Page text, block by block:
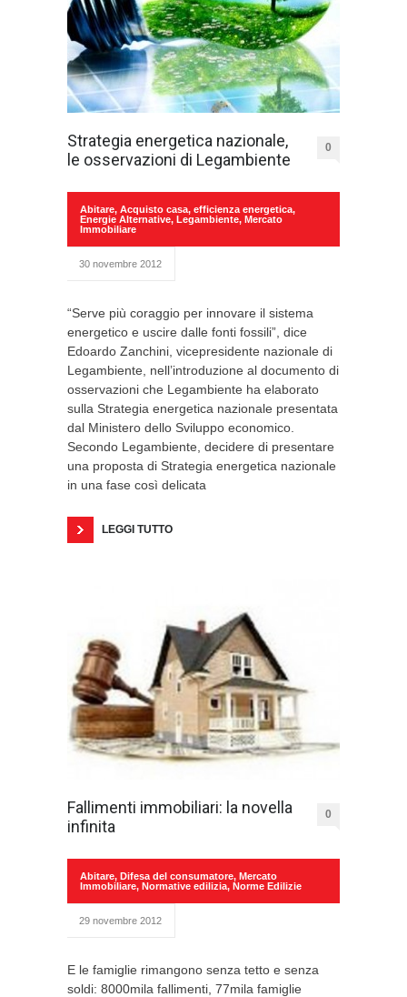
Strategia energetica nazionale,
le osservazioni di Legambiente
0
Abitare, Acquisto casa, efficienza energetica,
Energie Alternative, Legambiente, Mercato
Immobiliare
30 novembre 2012
“Serve più coraggio per innovare il sistema
energetico e uscire dalle fonti fossili”, dice
Edoardo Zanchini, vicepresidente nazionale di
Legambiente, nell’introduzione al documento di
osservazioni che Legambiente ha elaborato
sulla Strategia energetica nazionale presentata
dal Ministero dello Sviluppo economico.
Secondo Legambiente, decidere di presentare
una proposta di Strategia energetica nazionale
in una fase così delicata
LEGGI TUTTO
Fallimenti immobiliari: la novella
infinita
0
Abitare, Difesa del consumatore, Mercato
Immobiliare, Normative edilizia, Norme Edilizie
29 novembre 2012
E le famiglie rimangono senza tetto e senza
soldi: 8000mila fallimenti, 77mila famiglie